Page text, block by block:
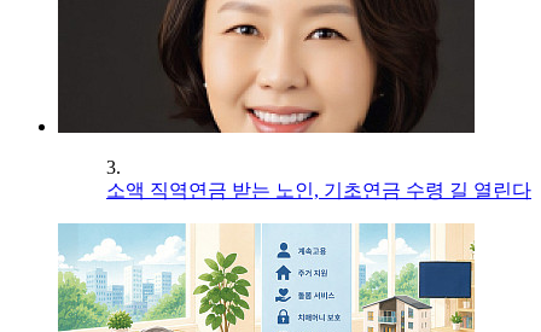
3.
소액 직역연금 받는 노인, 기초연금 수령 길 열린다